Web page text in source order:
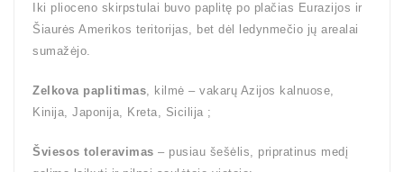
Iki plioceno skirpstulai buvo paplitę po plačias Eurazijos ir
Šiaurės Amerikos teritorijas, bet dėl ledynmečio jų arealai
sumažėjo.
Zelkova paplitimas, kilmė – vakarų Azijos kalnuose,
Kinija, Japonija, Kreta, Sicilija ;
Šviesos toleravimas – pusiau šešėlis, pripratinus medį